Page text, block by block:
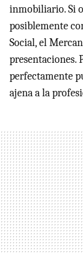
inmobiliario. Si
posiblemente
Social, el
presentaciones.
perfectamente
ajena a la